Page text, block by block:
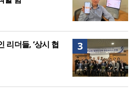
3
리더들, ‘상시 협